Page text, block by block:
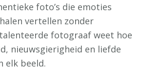
foto’s die emoties
vertellen zonder
fotograaf weet hoe
nieuwsgierigheid en liefde
elk beeld.